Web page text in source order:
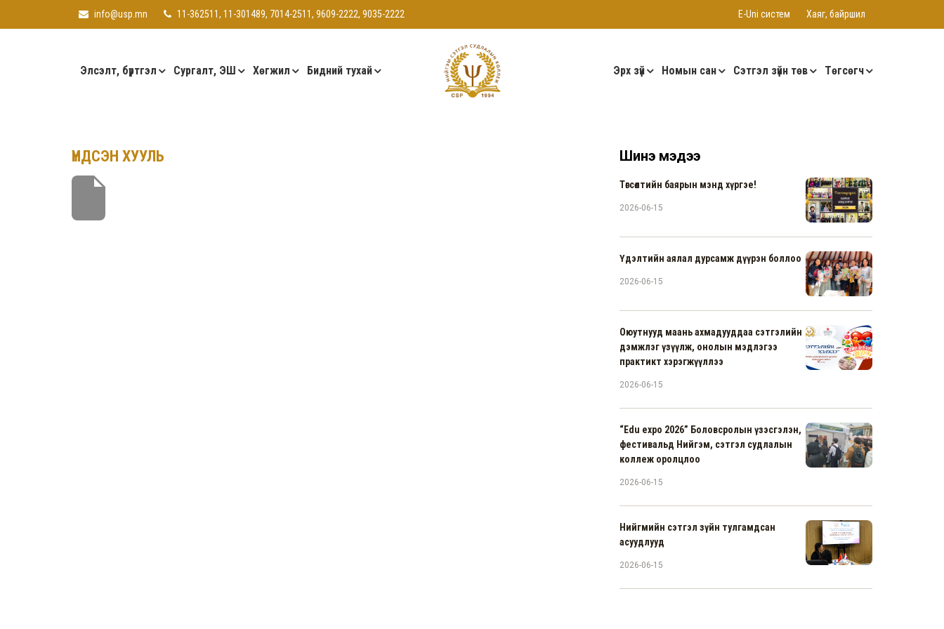
info@usp.mn 11-362511, 11-301489, 7014-2511, 9609-2222, 9035-2222 E-Uni систем Хаяг, байршил
Элсэлт, бүртгэл Сургалт, ЭШ Хөгжил Бидний тухай Эрх зүй Номын сан Сэтгэл зүйн төв Төгсөгч
ҮНДСЭН ХУУЛЬ Шинэ мэдээ
Төгсөлтийн баярын мэнд хүргэе!
2026-06-15
Үдэлтийн аялал дурсамж дүүрэн боллоо
2026-06-15
Оюутнууд маань ахмадууддаа сэтгэлийн
дэмжлэг үзүүлж, онолын мэдлэгээ
практикт хэрэгжүүллээ
2026-06-15
“Edu expo 2026” Боловсролын үзэсгэлэн,
фестивальд Нийгэм, сэтгэл судлалын
коллеж оролцлоо
2026-06-15
Нийгмийн сэтгэл зүйн тулгамдсан
асуудлууд
2026-06-15